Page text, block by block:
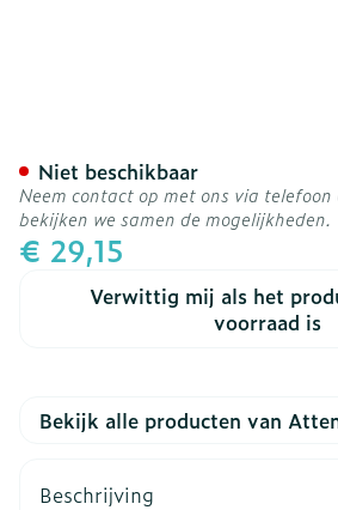
€ 29,15
Verwittig mij als het
voorraad is
Niet beschikbaar
Neem contact op met ons via
bekijken we samen de mogelijkheden.
Bekijk alle producten van
Beschrijving